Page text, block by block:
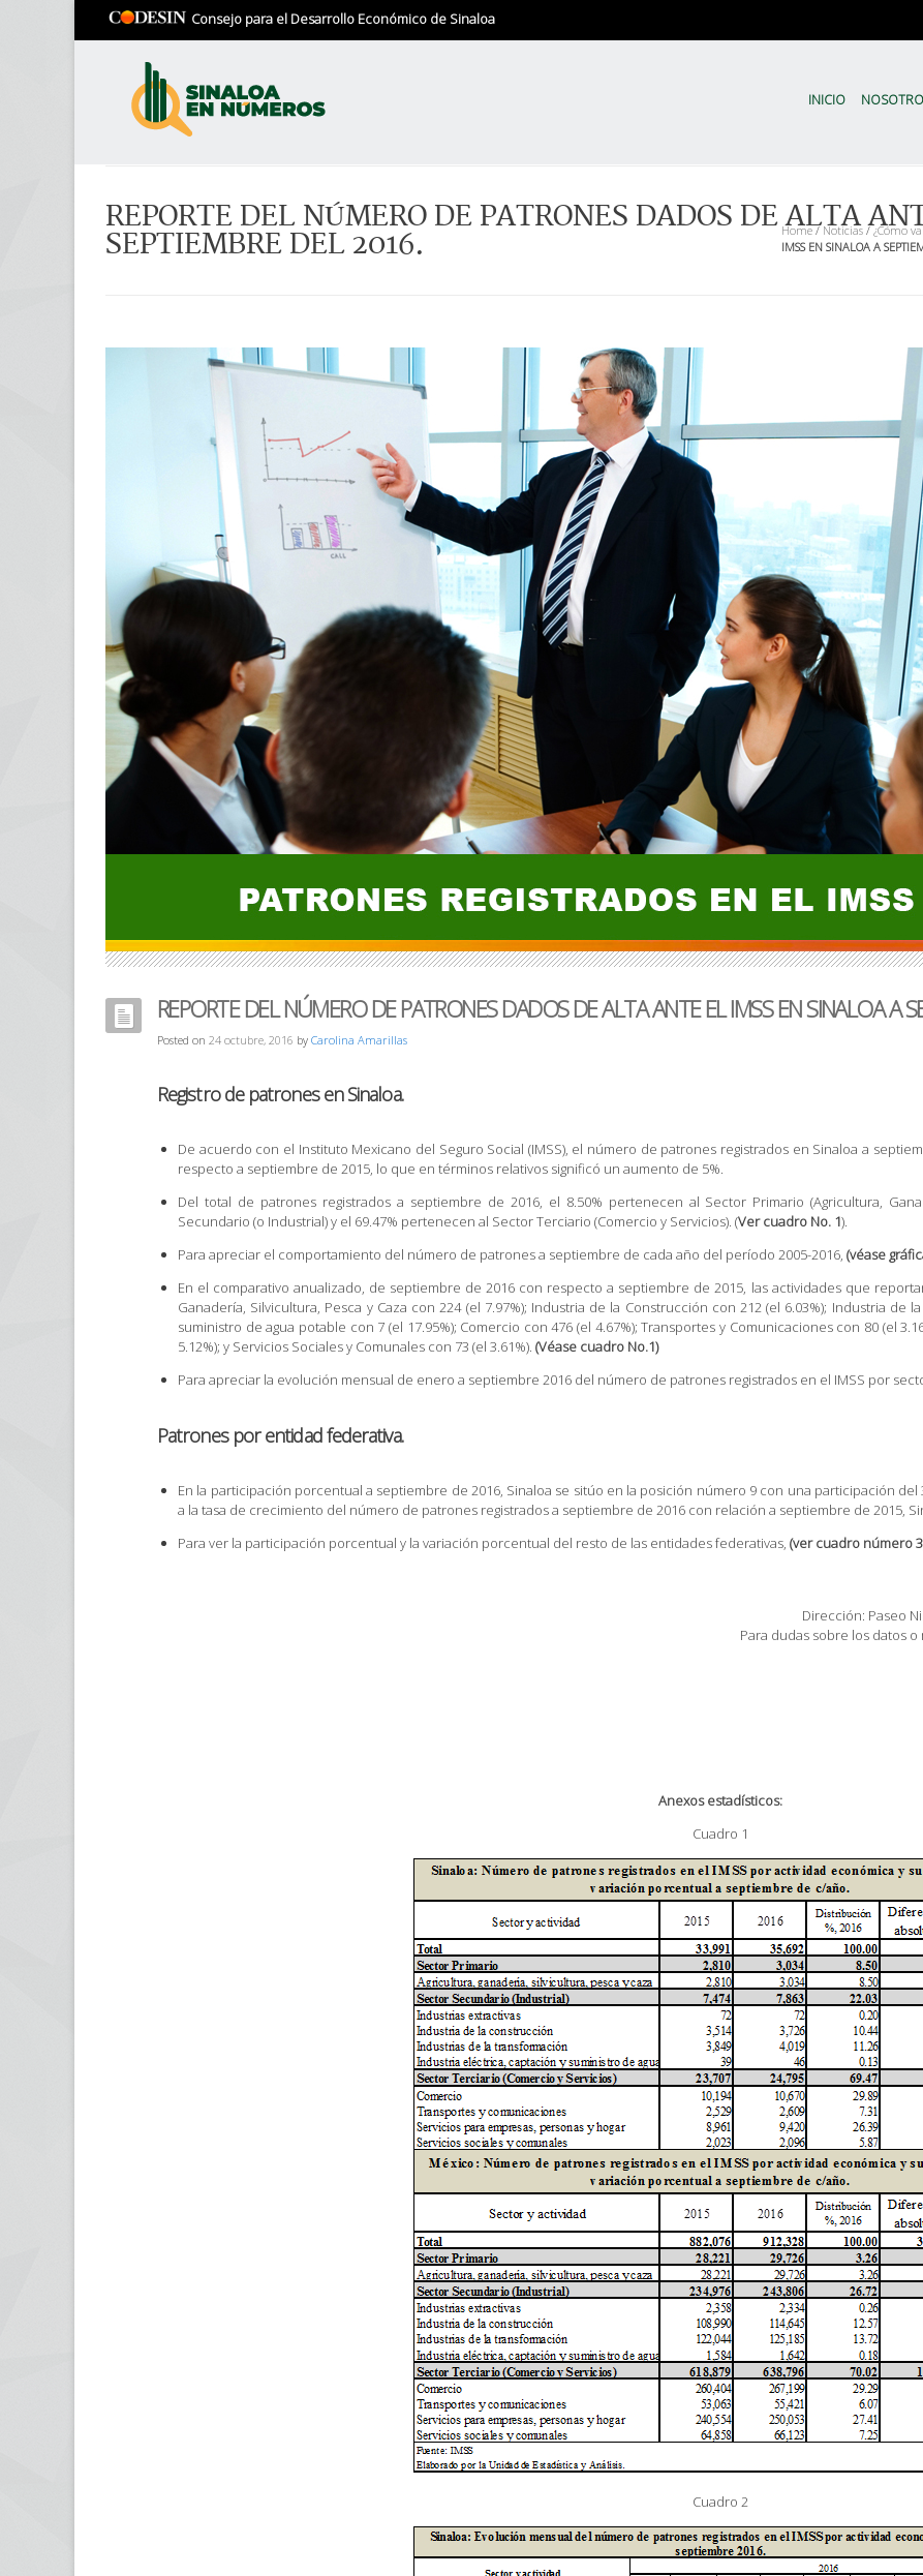
Consejo para el Desarrollo Económico de Sinaloa
INICIO
REPORTE DEL NÚMERO DE PATRONES DADOS DE ALTA
SEPTIEMBRE DEL 2016. Home/Noticias /¿Cómo
IMSS EN SINALOA A
REPORTE DEL NÚMERO DE PATRONES DADOS DE ALTA ANTE EL IMSS EN SINALOA A
Posted on 24 octubre, 2016 by Carolina Amarillas
Registro de patrones en Sinaloa.
De acuerdo con el Instituto Mexicano del Seguro Social (IMSS), el número de patrones registrados en Sinaloa a
respecto a septiembre de 2015, lo que en términos relativos significó un aumento de 5%.
Del total de patrones registrados a septiembre de 2016, el 8.50% pertenecen al Sector Primario (Agricultura,
Secundario (o Industrial) y el 69.47% pertenecen al Sector Terciario (Comercio y Servicios). (Ver cuadro No. 1).
Para apreciar el comportamiento del número de patrones a septiembre de cada año del período 2005-2016, (véase
En el comparativo anualizado, de septiembre de 2016 con respecto a septiembre de 2015, las actividades que
Ganadería, Silvicultura, Pesca y Caza con 224 (el 7.97%); Industria de la Construcción con 212 (el 6.03%); Industria de
suministro de agua potable con 7 (el 17.95%); Comercio con 476 (el 4.67%); Transportes y Comunicaciones con 80 (el
5.12%); y Servicios Sociales y Comunales con 73 (el 3.61%). (Véase cuadro No.1)
Para apreciar la evolución mensual de enero a septiembre 2016 del número de patrones registrados en el IMSS por
Patrones por entidad federativa.
En la participación porcentual a septiembre de 2016, Sinaloa se sitúo en la posición número 9 con una participación
a la tasa de crecimiento del número de patrones registrados a septiembre de 2016 con relación a septiembre de 2015,
Para ver la participación porcentual y la variación porcentual del resto de las entidades federativas, (ver cuadro número
Dirección: Paseo
Para dudas sobre los datos o
Anexos estadísticos:
Cuadro 1
Cuadro 2